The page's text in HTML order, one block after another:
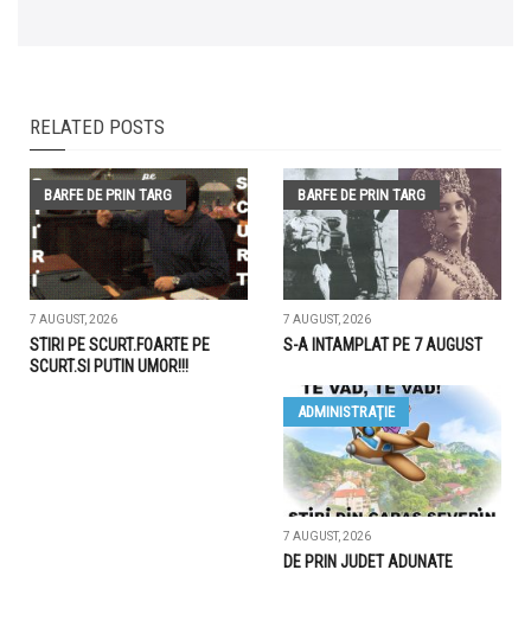
RELATED POSTS
BARFE DE PRIN TARG
7 AUGUST, 2026
STIRI PE SCURT.FOARTE PE
SCURT.SI PUTIN UMOR!!!
BARFE DE PRIN TARG
7 AUGUST, 2026
S-A INTAMPLAT PE 7 AUGUST
ADMINISTRAŢIE
7 AUGUST, 2026
DE PRIN JUDET ADUNATE